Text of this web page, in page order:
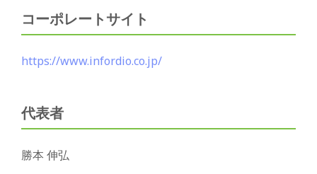
コーポレートサイト
https://www.infordio.co.jp/
代表者
勝本 伸弘